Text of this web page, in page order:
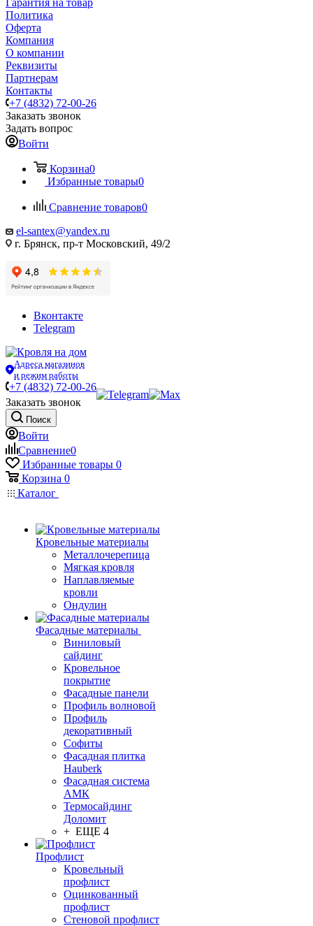
Гарантия на товар
Политика
Оферта
Компания
О компании
Реквизиты
Партнерам
Контакты
+7 (4832) 72-00-26
Заказать звонок
Задать вопрос
Войти
Корзина0
Избранные товары0
Сравнение товаров0
el-santex@yandex.ru
г. Брянск, пр-т Московский, 49/2
Вконтакте
Telegram
Адреса магазинов
и режим работы
+7 (4832) 72-00-26
Заказать звонок
Поиск
Войти
Сравнение0
Избранные товары 0
Корзина 0
Каталог
Кровельные материалы
Металлочерепица
Мягкая кровля
Наплавляемые
кровли
Ондулин
Фасадные материалы
Виниловый
сайдинг
Кровельное
покрытие
Фасадные панели
Профиль волновой
Профиль
декоративный
Софиты
Фасадная плитка
Hauberk
Фасадная система
АМК
Термосайдинг
Доломит
+ ЕЩЕ 4
Профлист
Кровельный
профлист
Оцинкованный
профлист
Стеновой профлист